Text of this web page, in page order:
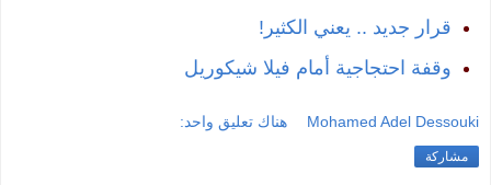
قرار جديد .. يعني الكثير!
وقفة احتجاجية أمام فيلا شيكوريل
Mohamed Adel Dessouki هناك تعليق واحد:
مشاركة